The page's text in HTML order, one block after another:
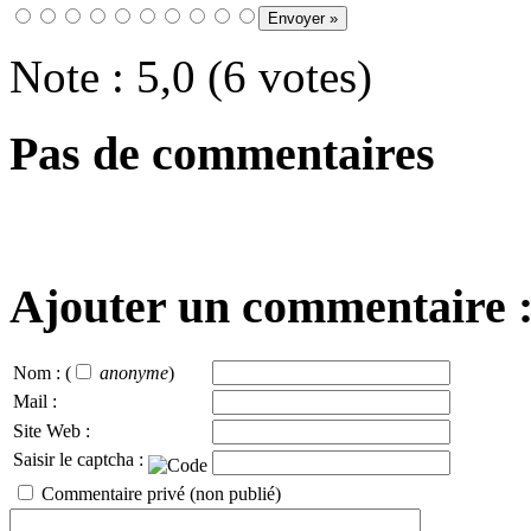
Note : 5,0 (6 votes)
Pas de commentaires
Ajouter un commentaire
Nom : ( anonyme)
Mail :
Site Web :
Saisir le captcha :
Commentaire privé (non publié)